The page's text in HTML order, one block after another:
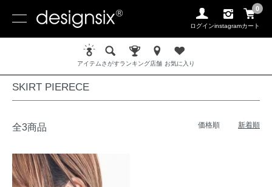
ログインinstagram
0
カート
アイテムさがすランキング店舗 お気に入り
PIERCE / ピアス SKIRT PIERECE
SKIRT PIERECE
全3商品 価格順 新着順